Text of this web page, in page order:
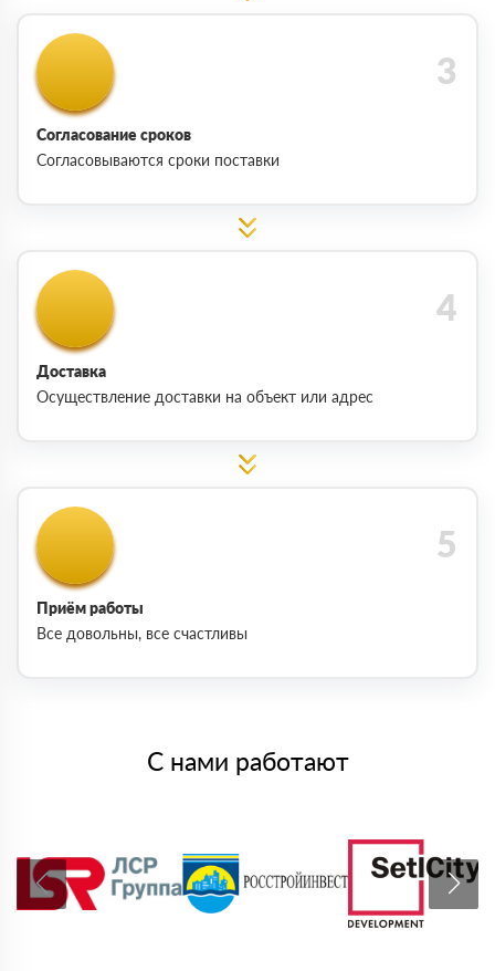
Согласование сроков
Согласовываются сроки поставки
Доставка
Осуществление доставки на объект или адрес
Приём работы
Все довольны, все счастливы
С нами работают